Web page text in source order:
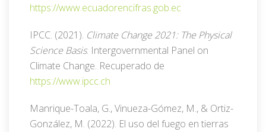
https://www.ecuadorencifras.gob.ec
IPCC. (2021). Climate Change 2021: The Physical
Science Basis. Intergovernmental Panel on
Climate Change. Recuperado de
https://www.ipcc.ch
Manrique-Toala, G., Vinueza-Gómez, M., & Ortiz-
González, M. (2022). El uso del fuego en tierras